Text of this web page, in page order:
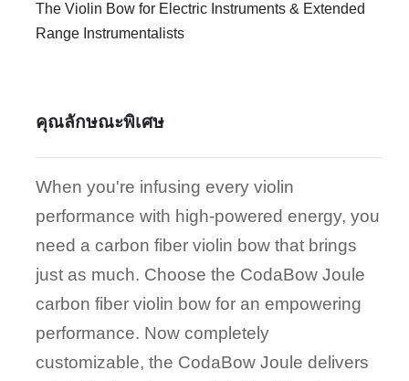
The Violin Bow for Electric Instruments & Extended
Range Instrumentalists
คุณลักษณะพิเศษ
When you're infusing every violin
performance with high-powered energy, you
need a carbon fiber violin bow that brings
just as much. Choose the CodaBow Joule
carbon fiber violin bow for an empowering
performance. Now completely
customizable, the CodaBow Joule delivers